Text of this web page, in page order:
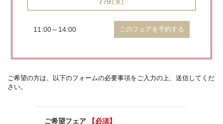
(水)
11:00～14:00 このフェアを予約する